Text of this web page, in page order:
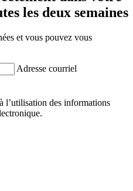
les deux semaines
et vous pouvez vous
Adresse courriel
l’utilisation des informations